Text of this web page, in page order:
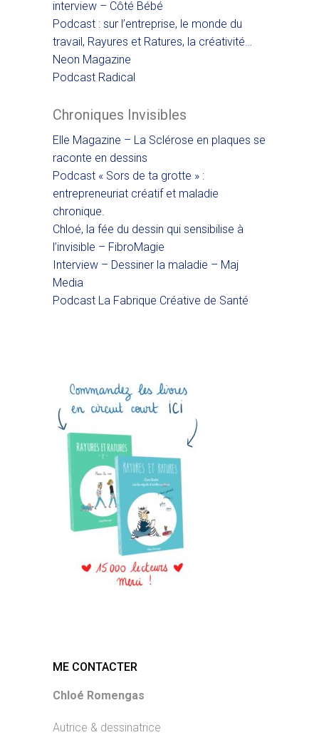
interview – Côté Bébé
Podcast : sur l’entreprise, le monde du
travail, Rayures et Ratures, la créativité…
Neon Magazine
Podcast Radical
Chroniques Invisibles
Elle Magazine – La Sclérose en plaques se
raconte en dessins
Podcast « Sors de ta grotte » :
entrepreneuriat créatif et maladie
chronique.
Chloé, la fée du dessin qui sensibilise à
l’invisible – FibroMagie
Interview – Dessiner la maladie – Maj
Media
Podcast La Fabrique Créative de Santé
ME CONTACTER
Chloé Romengas
Autrice & dessinatrice